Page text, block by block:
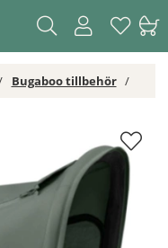
Bugaboo tillbehör